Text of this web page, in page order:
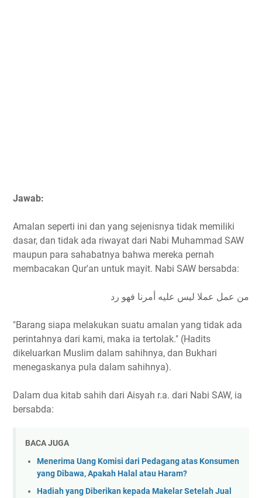
Jawab:
Amalan seperti ini dan yang sejenisnya tidak memiliki
dasar, dan tidak ada riwayat dari Nabi Muhammad SAW
maupun para sahabatnya bahwa mereka pernah
membacakan Qur'an untuk mayit. Nabi SAW bersabda:
من عمل عملا ليس عليه أمرنا فهو رد
"Barang siapa melakukan suatu amalan yang tidak ada
perintahnya dari kami, maka ia tertolak." (Hadits
dikeluarkan Muslim dalam sahihnya, dan Bukhari
menegaskanya pula dalam sahihnya).
Dalam dua kitab sahih dari Aisyah r.a. dari Nabi SAW, ia
bersabda:
BACA JUGA
Menerima Uang Komisi dari Pedagang atas Konsumen
yang Dibawa, Apakah Halal atau Haram?
Hadiah yang Diberikan kepada Makelar Setelah Jual